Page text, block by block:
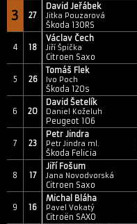
3 27
David Jeřábek
Jitka Pouzarová
Škoda 130RS
4 18
Václav Čech
Jiří Špička
Citroen Saxo
5 26
Tomáš Flek
Ivo Poch
Škoda 120s
6 20
David Šetelík
Daniel Koželuh
Peugeot 106
7 23
Petr Jindra
Petr Jindra ml.
Škoda Felicia
8 17
Jiří Fošum
Jana Novodvorská
Citroen Saxo
9 16
Michal Bláha
Pavel Vokatý
Citroën SAXO